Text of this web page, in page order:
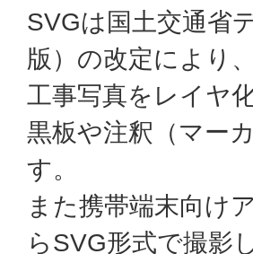
SVGは国土交通省
版）の改定により
工事写真をレイヤ
黒板や注釈（マー
す。
また携帯端末向け
らSVG形式で撮影